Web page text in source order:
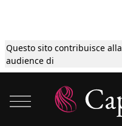
Questo sito contribuisce alla
audience di
Tagli
Colori